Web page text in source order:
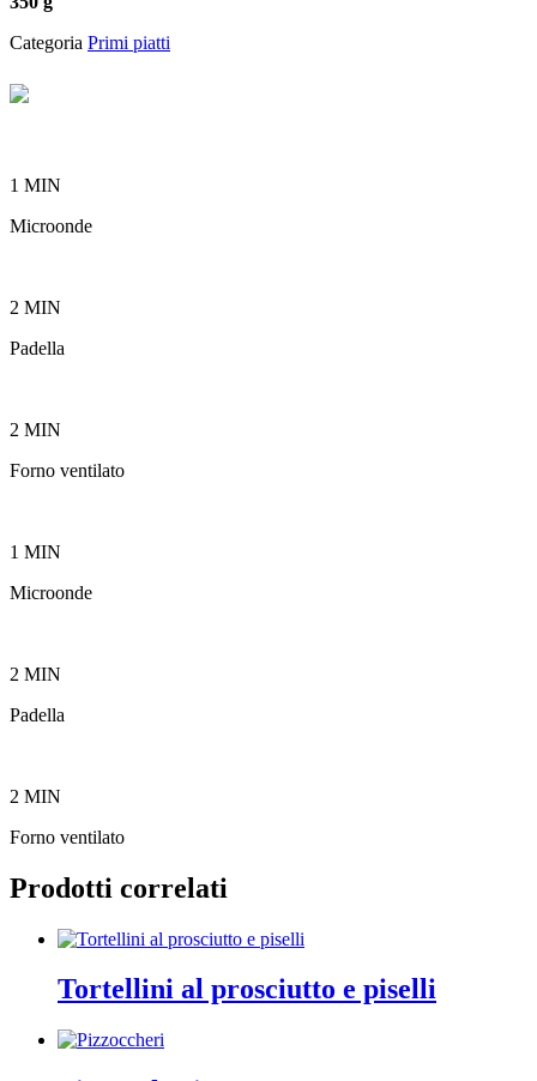
Categoria Primi piatti
1 MIN
Microonde
2 MIN
Padella
2 MIN
Forno ventilato
1 MIN
Microonde
2 MIN
Padella
2 MIN
Forno ventilato
Prodotti correlati
Tortellini al prosciutto e piselli